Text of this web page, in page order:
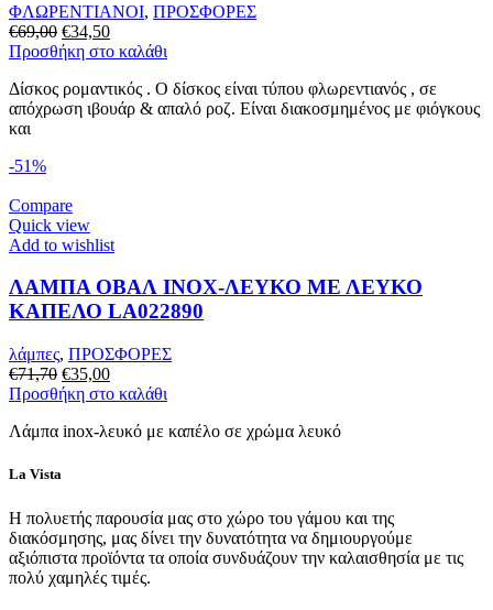
ΦΛΩΡΕΝΤΙΑΝΟΙ, ΠΡΟΣΦΟΡΕΣ
€69,00 Original
price
€69,00.
€34,50Η
τρέχουσα
είναι:
€34,50.
Προσθήκη στο καλάθι
Δίσκος ρομαντικός . Ο δίσκος είναι τύπου φλωρεντιανός , σε
απόχρωση ιβουάρ & απαλό ροζ. Είναι διακοσμημένος με φιόγκους
και
-51%
Compare
Quick view
Add to wishlist
ΛΑΜΠΑ ΟΒΑΛ INOX-ΛΕΥΚΟ ΜΕ ΛΕΥΚΟ
ΚΑΠΕΛΟ LA022890
λάμπες, ΠΡΟΣΦΟΡΕΣ
€71,70 Original
price
€71,70.
€35,00Η
τρέχουσα
είναι:
Προσθήκη στο καλάθι
Λάμπα inox-λευκό με καπέλο σε χρώμα λευκό
La Vista
Η πολυετής παρουσία μας στο χώρο του γάμου και της
διακόσμησης, μας δίνει την δυνατότητα να δημιουργούμε
αξιόπιστα προϊόντα τα οποία συνδυάζουν την καλαισθησία με τις
πολύ χαμηλές τιμές.